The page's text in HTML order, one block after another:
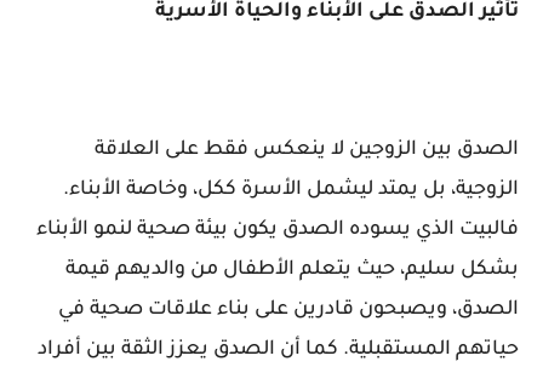
تأثير الصدق على الأبناء والحياة الأسرية
الصدق بين الزوجين لا ينعكس فقط على العلاقة
الزوجية، بل يمتد ليشمل الأسرة ككل، وخاصة الأبناء.
فالبيت الذي يسوده الصدق يكون بيئة صحية لنمو الأبناء
بشكل سليم، حيث يتعلم الأطفال من والديهم قيمة
الصدق، ويصبحون قادرين على بناء علاقات صحية في
حياتهم المستقبلية. كما أن الصدق يعزز الثقة بين أفراد